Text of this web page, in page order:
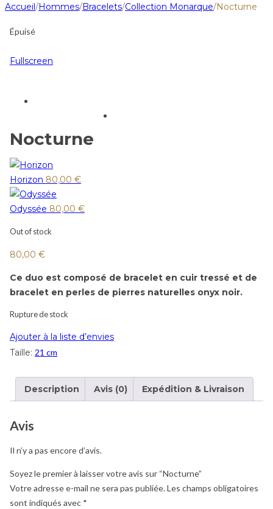
Accueil/Hommes/Bracelets/Collection Monarque/Nocturne
Épuisé
Fullscreen
Nocturne
Horizon 80,00 €
Odyssée 80,00 €
Out of stock
80,00 €
Ce duo est composé de bracelet en cuir tressé et de
bracelet en perles de pierres naturelles onyx noir.
Rupture de stock
Ajouter à la liste d’envies
Taille: 21 cm
Description Avis (0) Expédition & Livraison
Avis
Il n’y a pas encore d’avis.
Soyez le premier à laisser votre avis sur “Nocturne”
Votre adresse e-mail ne sera pas publiée.Les champs obligatoires
sont indiqués avec *